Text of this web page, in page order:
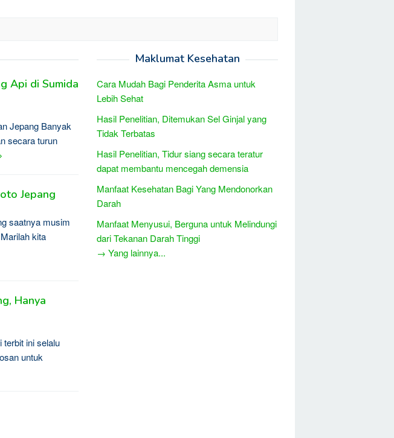
Api di Sumida
Jepang Banyak
secara turun
Jepang
saatnya musim
kita
Hanya
ini selalu
untuk
Maklumat Kesehatan
Cara Mudah Bagi Penderita Asma untuk
Lebih Sehat
Hasil Penelitian, Ditemukan Sel Ginjal yang
Tidak Terbatas
Hasil Penelitian, Tidur siang secara teratur
dapat membantu mencegah demensia
Manfaat Kesehatan Bagi Yang Mendonorkan
Darah
Manfaat Menyusui, Berguna untuk Melindungi
dari Tekanan Darah Tinggi
→ Yang lainnya...